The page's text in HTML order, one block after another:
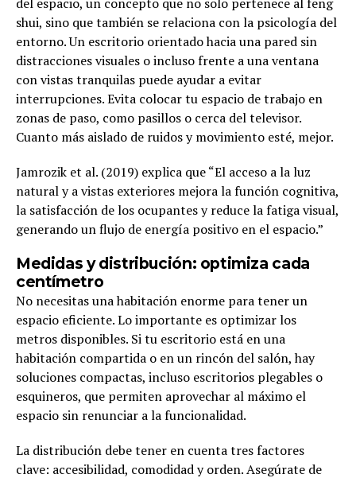
shui, sino que también se relaciona con la psicología del
entorno. Un escritorio orientado hacia una pared sin
distracciones visuales o incluso frente a una ventana
con vistas tranquilas puede ayudar a evitar
interrupciones. Evita colocar tu espacio de trabajo en
zonas de paso, como pasillos o cerca del televisor.
Cuanto más aislado de ruidos y movimiento esté, mejor.
Jamrozik et al. (2019) explica que “El acceso a la luz
natural y a vistas exteriores mejora la función cognitiva,
la satisfacción de los ocupantes y reduce la fatiga visual,
generando un flujo de energía positivo en el espacio.”
Medidas y distribución: optimiza cada
centímetro
No necesitas una habitación enorme para tener un
espacio eficiente. Lo importante es optimizar los
metros disponibles. Si tu escritorio está en una
habitación compartida o en un rincón del salón, hay
soluciones compactas, incluso escritorios plegables o
esquineros, que permiten aprovechar al máximo el
espacio sin renunciar a la funcionalidad.
La distribución debe tener en cuenta tres factores
clave: accesibilidad, comodidad y orden. Asegúrate de